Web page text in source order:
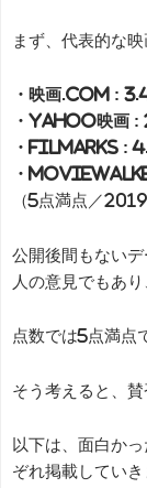
まず、代表的な
・映画.com :
・Yahoo映画 :
・filmarks :
・
（5点満点／
公開後間もない
人の意見でもあ
点数では5点満点
そう考えると、
以下は、面白か
ぞれ掲載していき